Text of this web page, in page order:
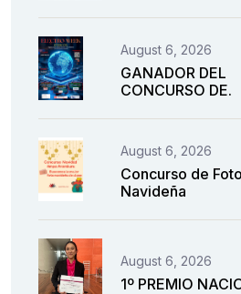
August 6, 2026
GANADOR DEL
CONCURSO DE.
August 6, 2026
Concurso de Foto
Navideña
August 6, 2026
1º PREMIO